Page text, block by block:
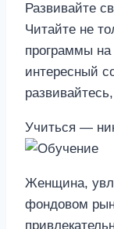
Развивайте
Читайте не
программы
интересный
Учиться —
Женщина,
фондовом